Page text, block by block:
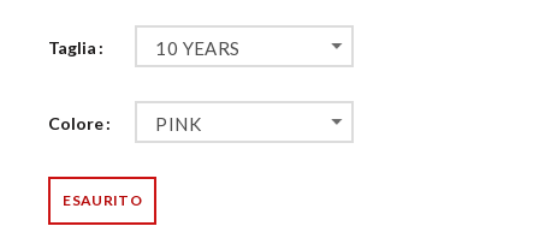
Taglia 10 YEARS
Colore PINK
ESAURITO